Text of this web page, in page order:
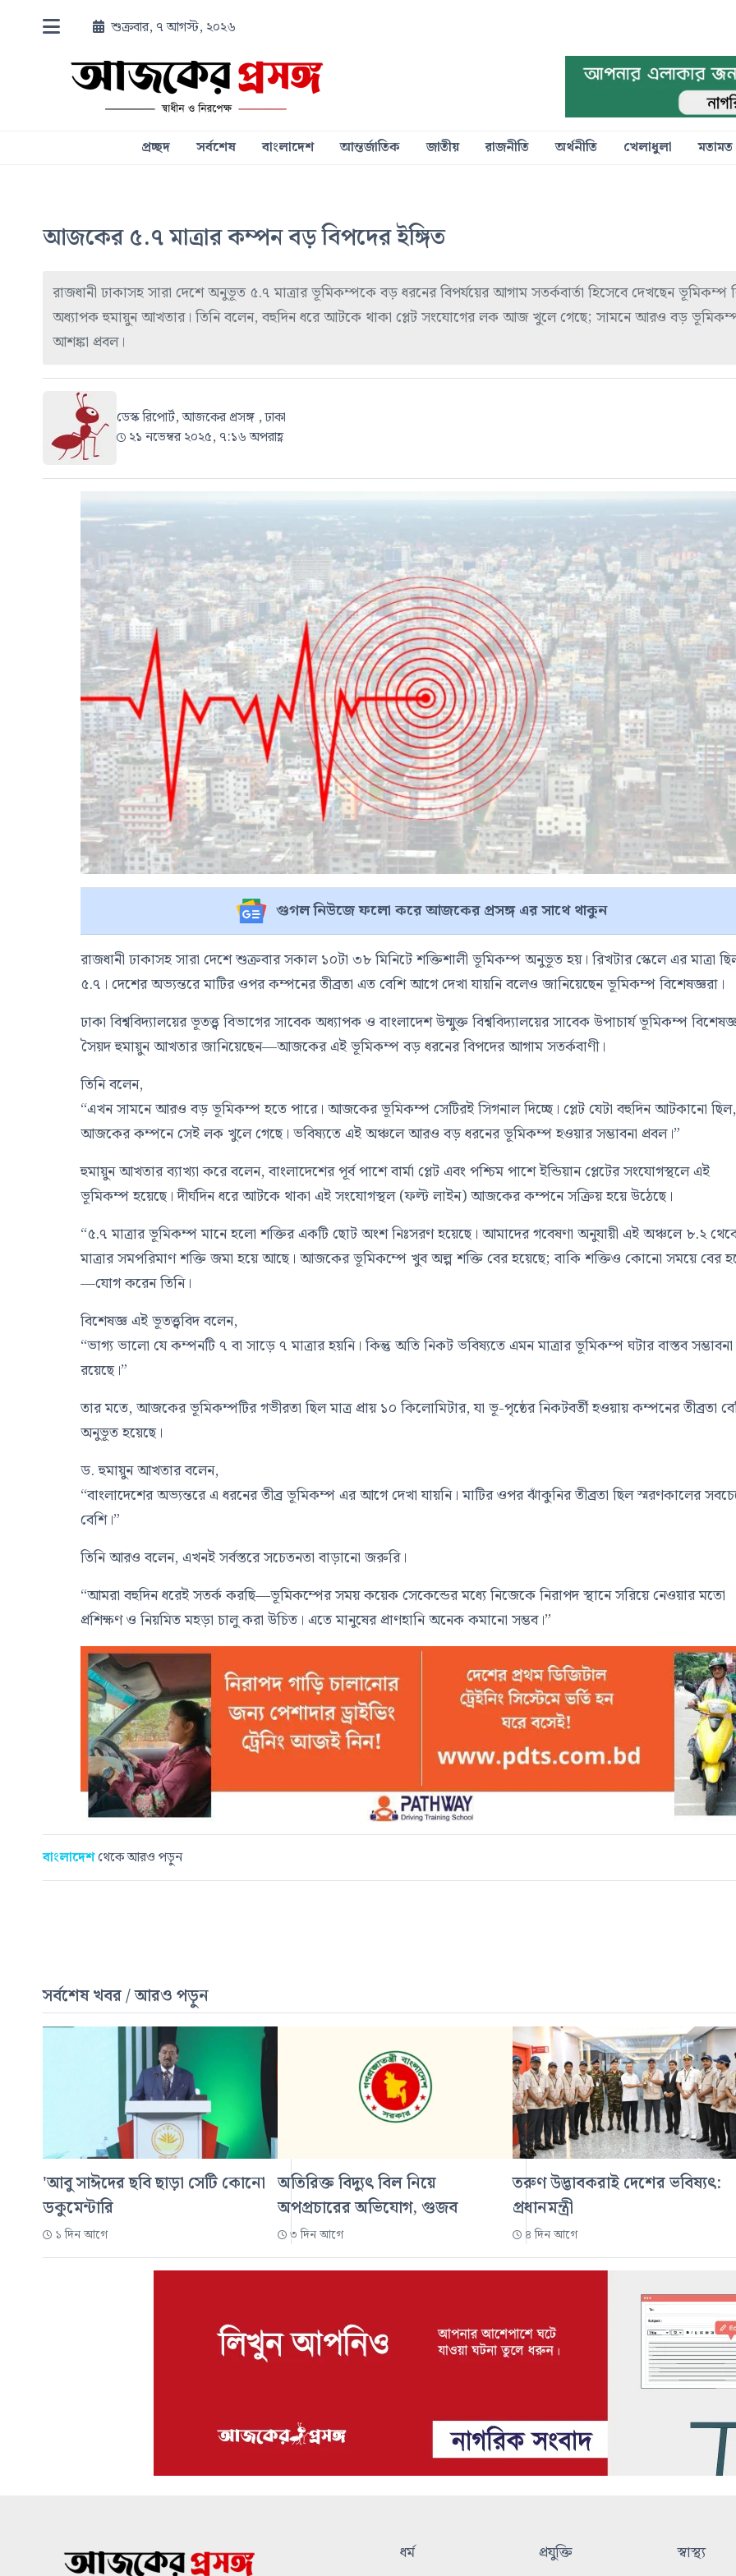
শুক্রবার, ৭ আগস্ট, ২০২৬
প্রচ্ছদ সর্বশেষ বাংলাদেশ আন্তর্জাতিক জাতীয় রাজনীতি অর্থনীতি খেলাধুলা মতামত
আজকের ৫.৭ মাত্রার কম্পন বড় বিপদের ইঙ্গিত
রাজধানী ঢাকাসহ সারা দেশে অনুভূত ৫.৭ মাত্রার ভূমিকম্পকে বড় ধরনের বিপর্যয়ের আগাম সতর্কবার্তা হিসেবে দেখছেন ভূমিকম্প
অধ্যাপক হুমায়ুন আখতার। তিনি বলেন, বহুদিন ধরে আটকে থাকা প্লেট সংযোগের লক আজ খুলে গেছে; সামনে আরও বড়
আশঙ্কা প্রবল।
ডেস্ক রিপোর্ট, আজকের প্রসঙ্গ , ঢাকা
২১ নভেম্বর ২০২৫, ৭:১৬ অপরাহ্ণ
গুগল নিউজে ফলো করে আজকের প্রসঙ্গ এর সাথে থাকুন
রাজধানী ঢাকাসহ সারা দেশে শুক্রবার সকাল ১০টা ৩৮ মিনিটে শক্তিশালী ভূমিকম্প অনুভূত হয়। রিখটার স্কেলে এর মাত্রা
৫.৭। দেশের অভ্যন্তরে মাটির ওপর কম্পনের তীব্রতা এত বেশি আগে দেখা যায়নি বলেও জানিয়েছেন ভূমিকম্প বিশেষজ্ঞরা।
ঢাকা বিশ্ববিদ্যালয়ের ভূতত্ত্ব বিভাগের সাবেক অধ্যাপক ও বাংলাদেশ উন্মুক্ত বিশ্ববিদ্যালয়ের সাবেক উপাচার্য ভূমিকম্প
সৈয়দ হুমায়ুন আখতার জানিয়েছেন—আজকের এই ভূমিকম্প বড় ধরনের বিপদের আগাম সতর্কবাণী।
তিনি বলেন,
“এখন সামনে আরও বড় ভূমিকম্প হতে পারে। আজকের ভূমিকম্প সেটিরই সিগনাল দিচ্ছে। প্লেট যেটা বহুদিন আটকানো ছিল,
আজকের কম্পনে সেই লক খুলে গেছে। ভবিষ্যতে এই অঞ্চলে আরও বড় ধরনের ভূমিকম্প হওয়ার সম্ভাবনা প্রবল।”
হুমায়ুন আখতার ব্যাখ্যা করে বলেন, বাংলাদেশের পূর্ব পাশে বার্মা প্লেট এবং পশ্চিম পাশে ইন্ডিয়ান প্লেটের সংযোগস্থলে এই
ভূমিকম্প হয়েছে। দীর্ঘদিন ধরে আটকে থাকা এই সংযোগস্থল (ফল্ট লাইন) আজকের কম্পনে সক্রিয় হয়ে উঠেছে।
“৫.৭ মাত্রার ভূমিকম্প মানে হলো শক্তির একটি ছোট অংশ নিঃসরণ হয়েছে। আমাদের গবেষণা অনুযায়ী এই অঞ্চলে ৮.২
মাত্রার সমপরিমাণ শক্তি জমা হয়ে আছে। আজকের ভূমিকম্পে খুব অল্প শক্তি বের হয়েছে; বাকি শক্তিও কোনো সময়ে বের
—যোগ করেন তিনি।
বিশেষজ্ঞ এই ভূতত্ত্ববিদ বলেন,
“ভাগ্য ভালো যে কম্পনটি ৭ বা সাড়ে ৭ মাত্রার হয়নি। কিন্তু অতি নিকট ভবিষ্যতে এমন মাত্রার ভূমিকম্প ঘটার বাস্তব সম্ভাবনা
রয়েছে।”
তার মতে, আজকের ভূমিকম্পটির গভীরতা ছিল মাত্র প্রায় ১০ কিলোমিটার, যা ভূ-পৃষ্ঠের নিকটবর্তী হওয়ায় কম্পনের তীব্রতা
অনুভূত হয়েছে।
ড. হুমায়ুন আখতার বলেন,
“বাংলাদেশের অভ্যন্তরে এ ধরনের তীব্র ভূমিকম্প এর আগে দেখা যায়নি। মাটির ওপর ঝাঁকুনির তীব্রতা ছিল স্মরণকালের
বেশি।”
তিনি আরও বলেন, এখনই সর্বস্তরে সচেতনতা বাড়ানো জরুরি।
“আমরা বহুদিন ধরেই সতর্ক করছি—ভূমিকম্পের সময় কয়েক সেকেন্ডের মধ্যে নিজেকে নিরাপদ স্থানে সরিয়ে নেওয়ার মতো
প্রশিক্ষণ ও নিয়মিত মহড়া চালু করা উচিত। এতে মানুষের প্রাণহানি অনেক কমানো সম্ভব।”
বাংলাদেশথেকে আরও পড়ুন
সর্বশেষ খবর / আরও পড়ুন
'আবু সাঈদের ছবি ছাড়া সেটি কোনো
ডকুমেন্টারি
১ দিন আগে
অতিরিক্ত বিদ্যুৎ বিল নিয়ে
অপপ্রচারের অভিযোগ, গুজব
৩ দিন আগে
তরুণ উদ্ভাবকরাই দেশের ভবিষ্যৎ:
প্রধানমন্ত্রী
৪ দিন আগে
ধর্ম প্রযুক্তি স্বাস্থ্য